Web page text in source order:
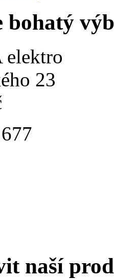
bohatý
elektro
23
naší